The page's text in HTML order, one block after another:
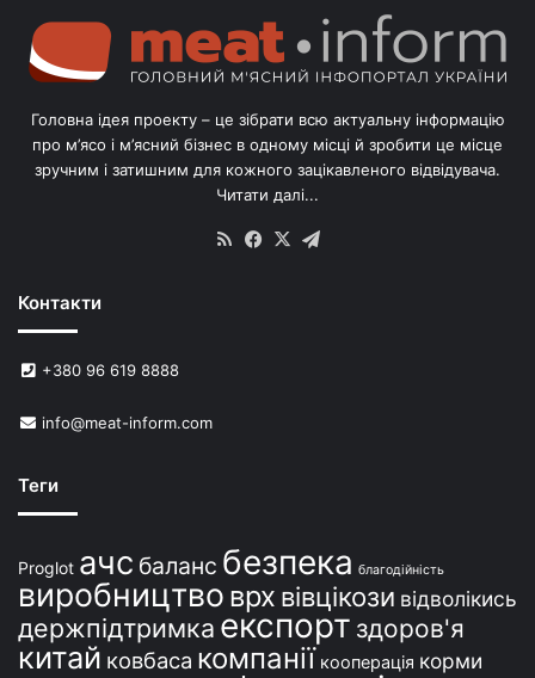
е
й
У
р
ї
Головна ідея проекту – це зібрати всю актуальну інформацію
про м’ясо і м’ясний бізнес в одному місці й зробити це місце
зручним і затишним для кожного зацікавленого відвідувача.
Читати далі...
RSS Facebook
X
Контакти
+380 96 619 8888
info@meat-inform.com
Теги
Proglot ачс баланс безпека благодійність
виробництво врх вівцікози відволікись
держпідтримка експорт здоров'я
китай ковбаса компанії кооперація корми